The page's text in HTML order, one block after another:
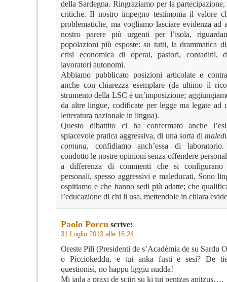
della Sardegna. Ringraziamo per la
critiche. Il nostro impegno testimonia il valore
problematiche, ma vogliamo lasciare evidenza ad
nostro parere più urgenti per l’isola,
popolazioni più esposte: su tutti, la drammatica
crisi economica di operai, pastori, contadini,
lavoratori autonomi.
Abbiamo pubblicato posizioni articolate e
anche con chiarezza esemplare (da ultimo il
strumento della LSC è un’imposizione;
da altre lingue, codificate per legge ma legate ad
letteratura nazionale in lingua).
Questo dibattito ci ha confermato anche
spiacevole pratica aggressiva, di una sorta di
comuna, confidiamo anch’essa di
condotto le nostre opinioni senza offendere
a differenza di commenti che si configurano
personali, spesso aggressivi e maleducati. Sono
ospitiamo e che hanno sedi più adatte; che
l’educazione di chi li usa, mettendole in chiara
Paolo Porcu scrive:
31 Luglio 2013 alle 16:24
Oreste Pili (Presidenti de s’Acadèmia de su Sardu
o Picciokeddu, e tui anka fusti e sesi? De
questionisi, no happu liggiu nudda!
Mi iada a praxi de sciiri su ki tui pentzas apitzus….